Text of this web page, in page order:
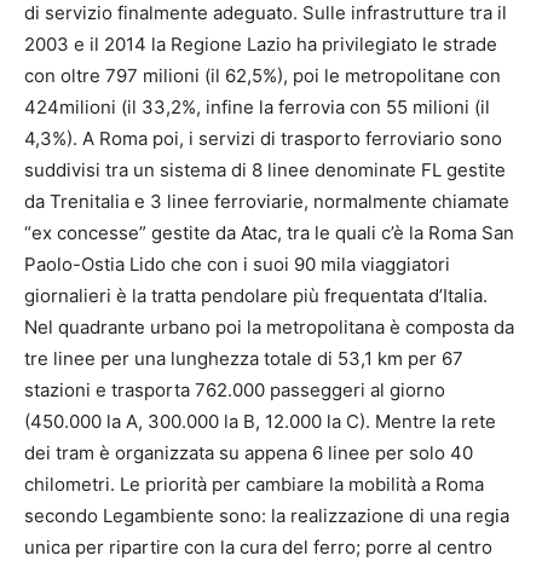
di servizio finalmente adeguato. Sulle infrastrutture tra il
2003 e il 2014 la Regione Lazio ha privilegiato le strade
con oltre 797 milioni (il 62,5%), poi le metropolitane con
424milioni (il 33,2%, infine la ferrovia con 55 milioni (il
4,3%). A Roma poi, i servizi di trasporto ferroviario sono
suddivisi tra un sistema di 8 linee denominate FL gestite
da Trenitalia e 3 linee ferroviarie, normalmente chiamate
“ex concesse” gestite da Atac, tra le quali c’è la Roma San
Paolo-Ostia Lido che con i suoi 90 mila viaggiatori
giornalieri è la tratta pendolare più frequentata d’Italia.
Nel quadrante urbano poi la metropolitana è composta da
tre linee per una lunghezza totale di 53,1 km per 67
stazioni e trasporta 762.000 passeggeri al giorno
(450.000 la A, 300.000 la B, 12.000 la C). Mentre la rete
dei tram è organizzata su appena 6 linee per solo 40
chilometri. Le priorità per cambiare la mobilità a Roma
secondo Legambiente sono: la realizzazione di una regia
unica per ripartire con la cura del ferro; porre al centro